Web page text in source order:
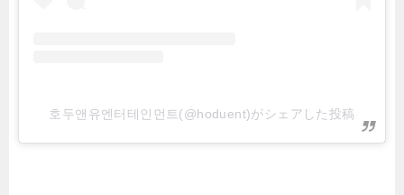
호두앤유엔터테인먼트(@hoduent)がシェアした投稿